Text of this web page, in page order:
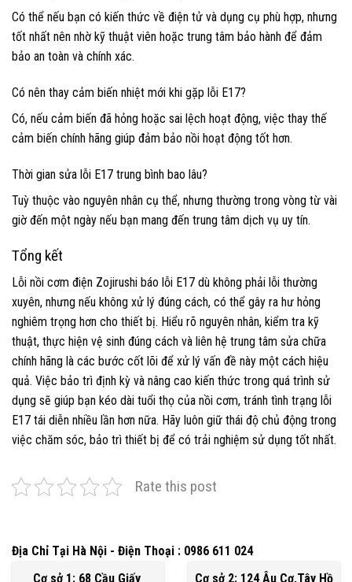
Có thể nếu bạn có kiến thức về điện tử và dụng cụ phù hợp, nhưng
tốt nhất nên nhờ kỹ thuật viên hoặc trung tâm bảo hành để đảm
bảo an toàn và chính xác.
Có nên thay cảm biến nhiệt mới khi gặp lỗi E17?
Có, nếu cảm biến đã hỏng hoặc sai lệch hoạt động, việc thay thế
cảm biến chính hãng giúp đảm bảo nồi hoạt động tốt hơn.
Thời gian sửa lỗi E17 trung bình bao lâu?
Tuỳ thuộc vào nguyên nhân cụ thể, nhưng thường trong vòng từ vài
giờ đến một ngày nếu bạn mang đến trung tâm dịch vụ uy tín.
Tổng kết
Lỗi nồi cơm điện Zojirushi báo lỗi E17 dù không phải lỗi thường
xuyên, nhưng nếu không xử lý đúng cách, có thể gây ra hư hỏng
nghiêm trọng hơn cho thiết bị. Hiểu rõ nguyên nhân, kiểm tra kỹ
thuật, thực hiện vệ sinh đúng cách và liên hệ trung tâm sửa chữa
chính hãng là các bước cốt lõi để xử lý vấn đề này một cách hiệu
quả. Việc bảo trì định kỳ và nâng cao kiến thức trong quá trình sử
dụng sẽ giúp bạn kéo dài tuổi thọ của nồi cơm, tránh tình trạng lỗi
E17 tái diễn nhiều lần hơn nữa. Hãy luôn giữ thái độ chủ động trong
việc chăm sóc, bảo trì thiết bị để có trải nghiệm sử dụng tốt nhất.
Rate this post
Địa Chỉ Tại Hà Nội - Điện Thoại : 0986 611 024
Cơ sở 1: 68 Cầu Giấy
Cơ sở 2: 124 Âu Cơ,Tây Hồ